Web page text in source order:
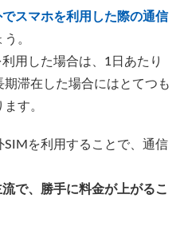
スマホを利用した際の通信
。
用した場合は、1日あたり
滞在した場合にはとてつも
す。
を利用することで、通信
で、勝手に料金が上がるこ